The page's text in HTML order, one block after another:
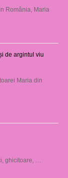
România, Maria
de argintul viu
Maria din
ghicitoare, …